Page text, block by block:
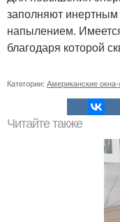
заполняют инертным
напылением.
благодаря которой
Категории: Американские
Читайте также